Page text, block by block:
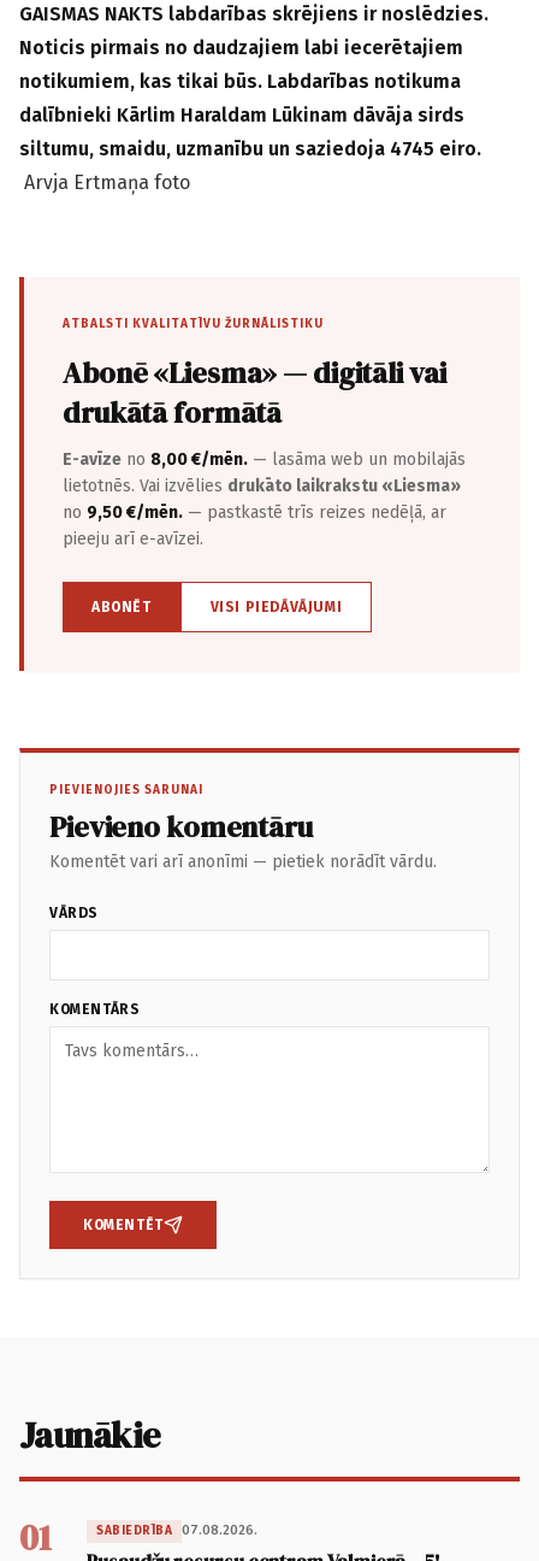
GAISMAS NAKTS labdarības skrējiens ir noslēdzies.
Noticis pirmais no daudzajiem labi iecerētajiem
notikumiem, kas tikai būs. Labdarības notikuma
dalībnieki Kārlim Haraldam Lūkinam dāvāja sirds
siltumu, smaidu, uzmanību un saziedoja 4745 eiro.
Arvja Ertmaņa foto
ATBALSTI KVALITATĪVU ŽURNĀLISTIKU
Abonē «Liesma» — digitāli vai
drukātā formātā
E-avīze no 8,00 €/mēn. — lasāma web un mobilajās
lietotnēs. Vai izvēlies drukāto laikrakstu «Liesma»
no 9,50 €/mēn. — pastkastē trīs reizes nedēļā, ar
pieeju arī e-avīzei.
ABONĒT VISI PIEDĀVĀJUMI
PIEVIENOJIES SARUNAI
Pievieno komentāru
Komentēt vari arī anonīmi — pietiek norādīt vārdu.
VĀRDS
KOMENTĀRS
KOMENTĒT
Jaunākie
01 SABIEDRĪBA 07.08.2026.